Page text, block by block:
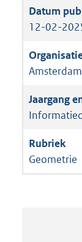
12-02-
Amsterdam
Geometrie